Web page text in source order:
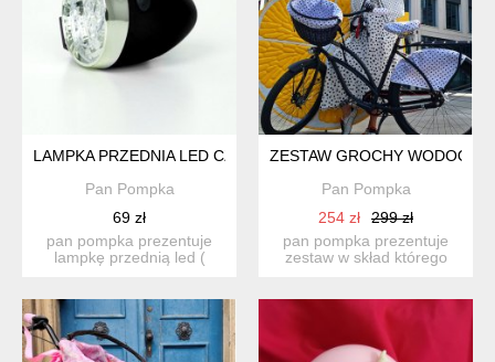
LAMPKA PRZEDNIA LED CZARNA
Pan Pompka
69 zł
pan pompka prezentuje
lampkę przednią led (
ZESTAW GROCHY
Pan Pompka
254 zł
299 zł
pan pompka prezentuje
zestaw w skład którego